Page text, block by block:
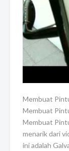
Membuat
Membuat
Membuat
menarik dari
ini adalah